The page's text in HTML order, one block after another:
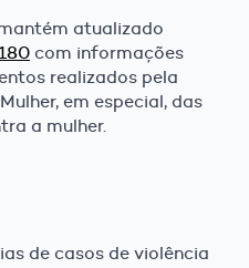
atualizado
com informações
realizados pela
em especial, das
a mulher.
de casos de violência